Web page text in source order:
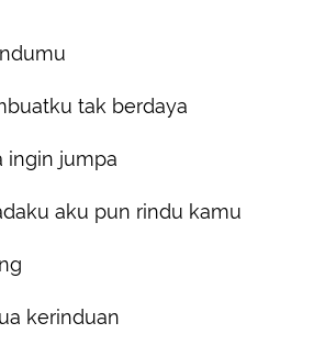
tak berdaya
ingin jumpa
aku pun rindu kamu
kerinduan